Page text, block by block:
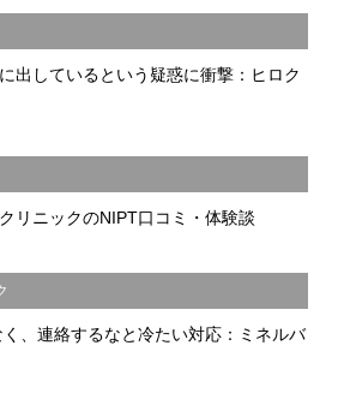
出しているという疑惑に衝撃：ヒロク
リニックのNIPT口コミ・体験談
、連絡するなと冷たい対応：ミネルバ